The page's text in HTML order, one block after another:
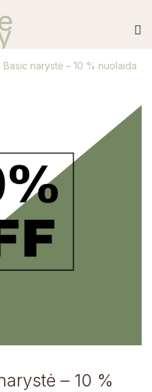
Basic narystė – 10 % nuolaida
– 10 %